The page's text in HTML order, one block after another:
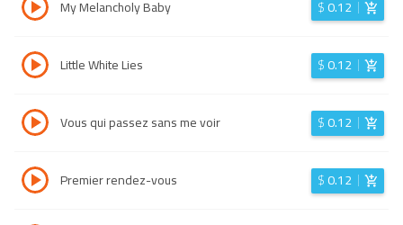
My Melancholy Baby $0.12
Little White Lies $0.12
Vous qui passez sans me voir $0.12
Premier rendez-vous $0.12